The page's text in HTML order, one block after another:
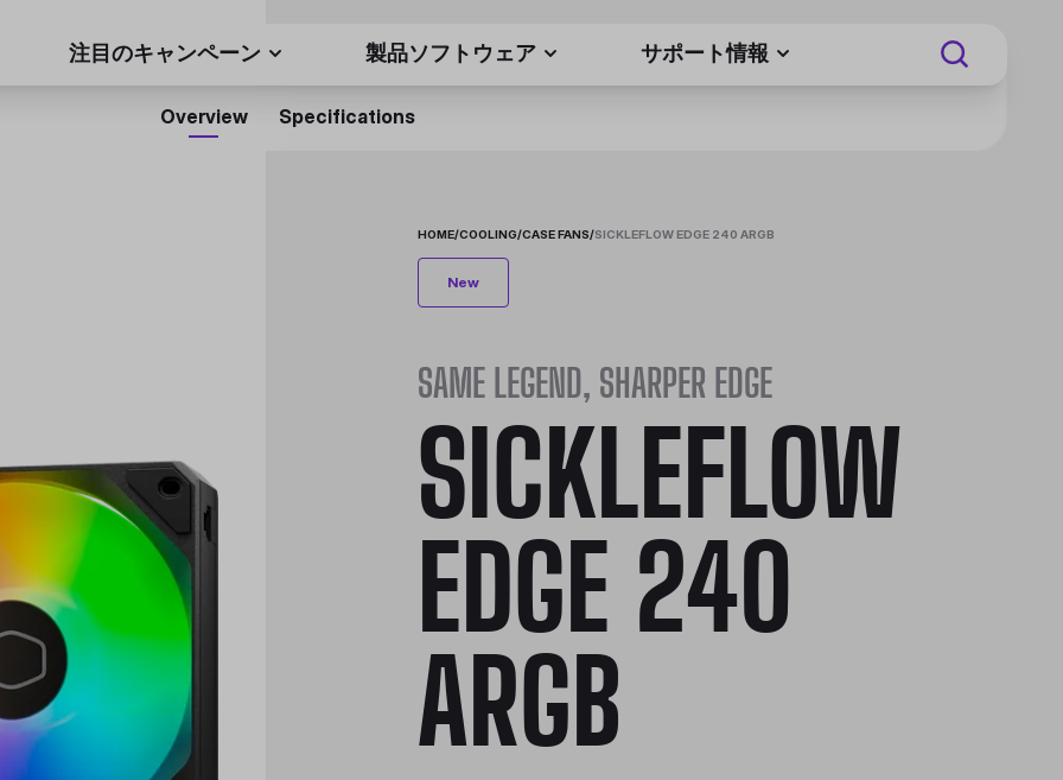
注目のキャンペーン 製品ソフトウェア サポート情報
Overview Specifications
HOME/COOLING/CASE FANS/SICKLEFLOW EDGE 240 ARGB
New
SAME LEGEND, SHARPER EDGE
SICKLEFLOW
EDGE 240
ARGB